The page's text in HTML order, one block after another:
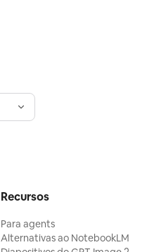
Recursos
Para agents
Alternativas ao NotebookLM